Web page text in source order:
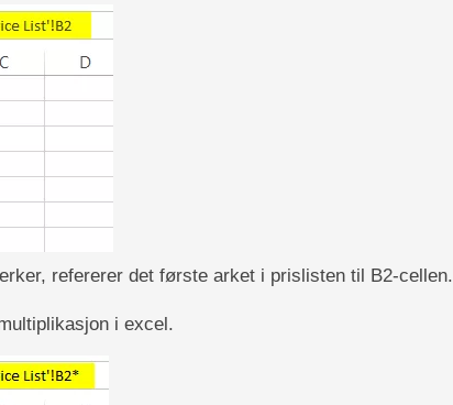
refererer det første arket i prislisten til B2-cellen.
i excel.